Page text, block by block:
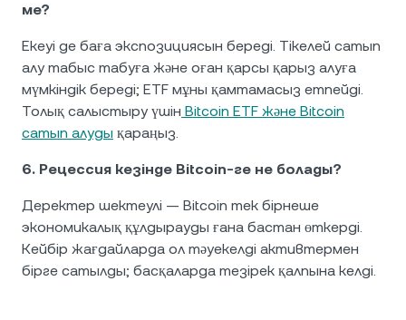
ме?
Екеуі де баға экспозициясын береді. Тікелей сатып
алу табыс табуға және оған қарсы қарыз алуға
мүмкіндік береді; ETF мұны қамтамасыз етпейді.
Толық салыстыру үшін Bitcoin ETF және Bitcoin
сатып алуды қараңыз.
6. Рецессия кезінде Bitcoin-ге не болады?
Деректер шектеулі — Bitcoin тек бірнеше
экономикалық құлдырауды ғана бастан өткерді.
Кейбір жағдайларда ол тәуекелді активтермен
бірге сатылды; басқаларда тезірек қалпына келді.